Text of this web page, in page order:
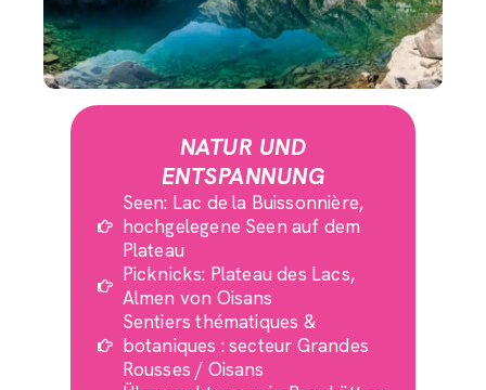
NATUR UND
ENTSPANNUNG
Seen: Lac de la Buissonnière,
hochgelegene Seen auf dem
Plateau
Picknicks: Plateau des Lacs,
Almen von Oisans
Sentiers thématiques &
botaniques : secteur Grandes
Rousses / Oisans